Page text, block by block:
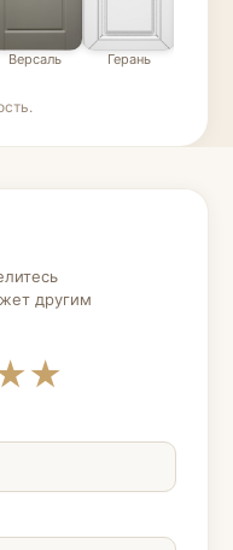
Версаль Герань
другим
★